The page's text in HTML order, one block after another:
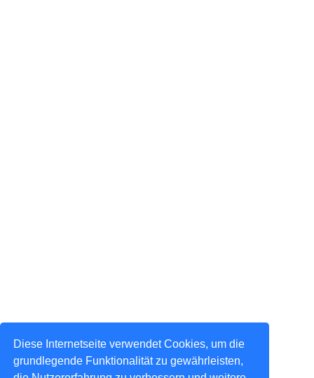
Diese Internetseite verwendet Cookies, um die
grundlegende Funktionalität zu gewährleisten,